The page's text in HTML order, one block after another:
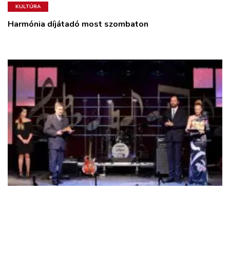
KULTÚRA
Harmónia díjátadó most szombaton